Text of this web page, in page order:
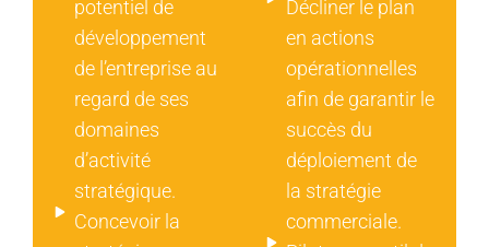
potentiel de
développement
de l’entreprise au
regard de ses
domaines
d’activité
stratégique.
Concevoir la
Décliner le plan
en actions
opérationnelles
afin de garantir le
succès du
déploiement de
la stratégie
commerciale.